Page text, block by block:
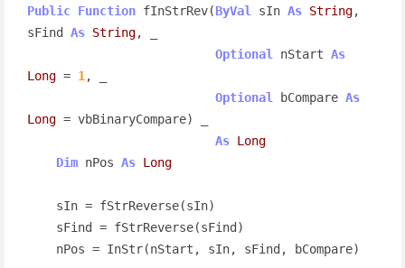
Public Function fInStrRev(ByVal sIn As String,
sFind As String, _
Optional
nStart As
Long = 1 , _
Optional
bCompare As
Long = vbBinaryCompare) _
As Long
Dim nPos As Long